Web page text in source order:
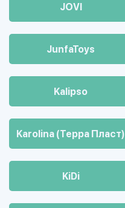
JOVI
JunfaToys
Kalipso
Karolina (Терра Пласт)
KiDi